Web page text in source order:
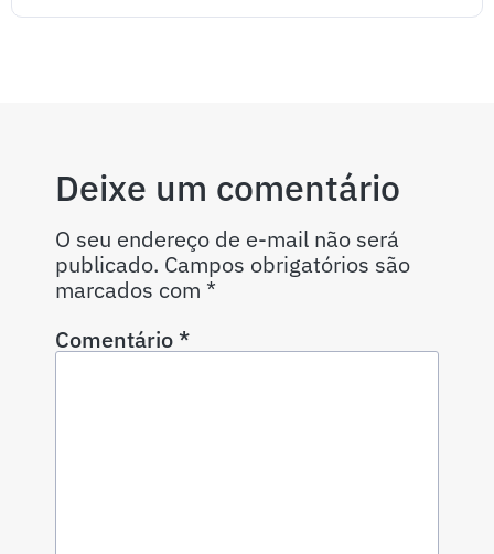
Deixe um comentário
O seu endereço de e-mail não será
publicado. Campos obrigatórios são
marcados com *
Comentário*